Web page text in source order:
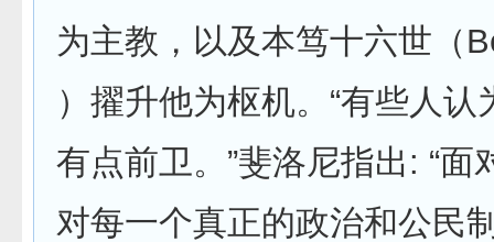
为主教，以及本笃十六世（
）擢升他为枢机。“有些人认
有点前卫。”斐洛尼指出: “面
对每一个真正的政治和公民